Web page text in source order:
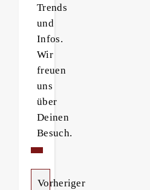
Trends
und
Infos.
Wir
freuen
uns
über
Deinen
Besuch.
Vorheriger